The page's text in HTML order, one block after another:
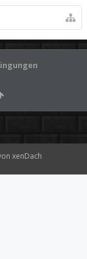
xenDach